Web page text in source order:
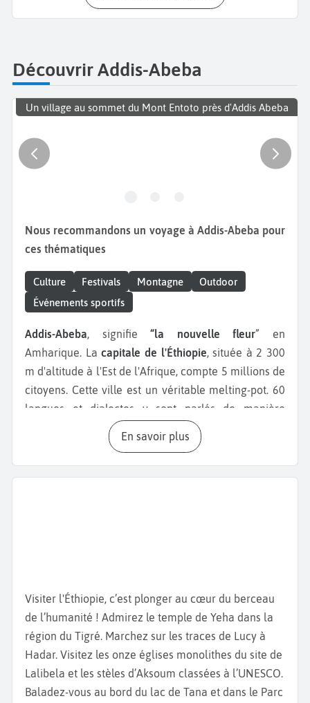
Découvrir Addis-Abeba
Un village au sommet du Mont Entoto près d'Addis Abeba
Nous recommandons un voyage à Addis-Abeba pour
ces thématiques
Culture Festivals Montagne
Outdoor
Événements sportifs
Addis-Abeba, signifie“la nouvelle fleur” en
Amharique. Lacapitale de l'Éthiopie, située à 2 300
m d'altitude à l'Est de l'Afrique, compte 5 millions de
citoyens. Cette ville est un véritable melting-pot. 60
langues et dialectes y sont parlés de manière
quotidienne. Elle est considérée comme le centre
économique et culturel de l'Ethiopie.
Commencez votrevisite d’Addis-Abebapar le côté
parfois de plus de 2 500 ans. Continuez la quête de
nos origines avec le musée national d’Éthiopie. Vous
y trouverez des œuvres d’art éthiopiennes et aussi le
fossile de la célèbre LUCY.Allez ensuite auMusée
des martyrsde la terreur rouge. Vous y apprendrez
la sombre expérience communiste du pays sous le
En savoir plus
Visiter l'Éthiopie, c’est plonger au cœur du berceau
de l’humanité ! Admirez le temple de Yeha dans la
région du Tigré. Marchez sur les traces de Lucy à
Hadar. Visitez les onze églises monolithes du site de
Lalibela et les stèles d’Aksoum classées à l’UNESCO.
Baladez-vous au bord du lac de Tana et dans le Parc